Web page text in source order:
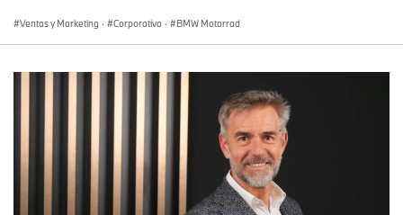
Ventas y Marketing · Corporativo · BMW Motorrad